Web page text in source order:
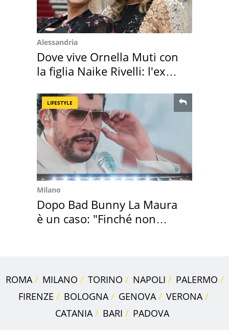
Alessandria
Dove vive Ornella Muti con
la figlia Naike Rivelli: l'ex
LIFESTYLE
Milano
Dopo Bad Bunny La Maura
è un caso: "Finché non
ROMA MILANO TORINO NAPOLI
PALERMO
FIRENZE
BOLOGNA GENOVA
VERONA
CATANIA
BARI PADOVA